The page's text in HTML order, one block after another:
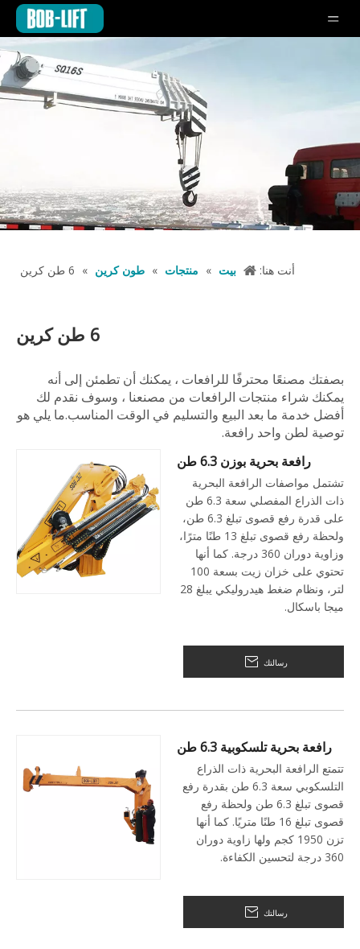
أنت هنا: بيت » منتجات » طون كرين » 6 طن كرين
6 طن كرين
بصفتك مصنعًا محترفًا للرافعات ، يمكنك أن تطمئن إلى أنه
يمكنك شراء منتجات الرافعات من مصنعنا ، وسوف نقدم لك
أفضل خدمة ما بعد البيع والتسليم في الوقت المناسب.ما يلي هو
توصية لطن واحد رافعة.
رافعة بحرية بوزن 6.3 طن
تشتمل مواصفات الرافعة البحرية
ذات الذراع المفصلي سعة 6.3 طن
على قدرة رفع قصوى تبلغ 6.3 طن،
ولحظة رفع قصوى تبلغ 13 طنًا مترًا،
وزاوية دوران 360 درجة. كما أنها
تحتوي على خزان زيت بسعة 100
لتر، ونظام ضغط هيدروليكي يبلغ 28
ميجا باسكال.
رسالتك
رافعة بحرية تلسكوبية 6.3 طن
تتمتع الرافعة البحرية ذات الذراع
التلسكوبي سعة 6.3 طن بقدرة رفع
قصوى تبلغ 6.3 طن ولحظة رفع
قصوى تبلغ 16 طنًا متريًا. كما أنها
تزن 1950 كجم ولها زاوية دوران
360 درجة لتحسين الكفاءة.
رسالتك